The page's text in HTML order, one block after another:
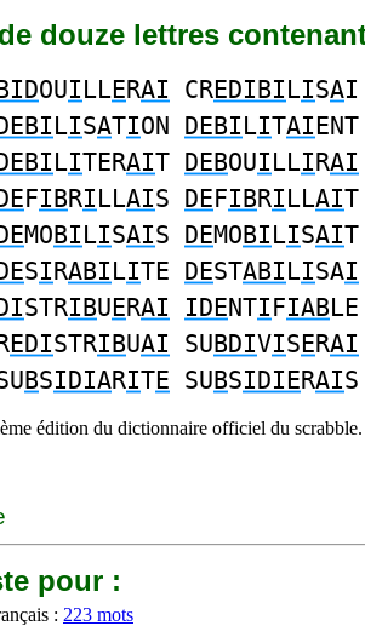
douze lettres
OUILLERAI CREDIBILISAI
LISATION DEBILITAIENT
LITERAIT DEBOUILLIRAI
FIBRILLAIS DEFIBRILLAIT
MOBILISAIS DEMOBILISAIT
SIRABILITE DESTABILISAI
STRIBUERAI IDENTIFIABLE
EDISTRIBUAI SUBDIVISERAI
BSIDIARITE SUBSIDIERAI
édition du dictionnaire officiel du scrabble.
pour :
: 223 mots